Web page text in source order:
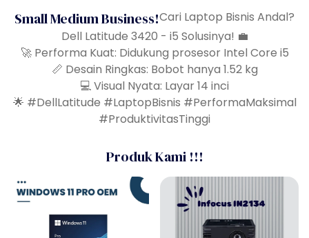
Small Medium Business!Cari Laptop Bisnis Andal?
Dell Latitude 3420 - i5 Solusinya! 💼
🚀 Performa Kuat: Didukung prosesor Intel Core i5
📏 Desain Ringkas: Bobot hanya 1.52 kg
💻 Visual Nyata: Layar 14 inci
🌟 #DellLatitude #LaptopBisnis #PerformaMaksimal
#ProduktivitasTinggi
Produk Kami !!!